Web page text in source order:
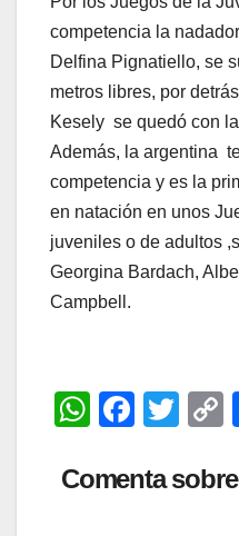
competencia la
Delfina Pignatiello, se
metros libres, por
Kesely se quedó con
Además, la argentina
competencia y es la
en natación en unos
juveniles o de adultos
Georgina Bardach,
Campbell.
W
at
F
c
T
tt
p
Comenta